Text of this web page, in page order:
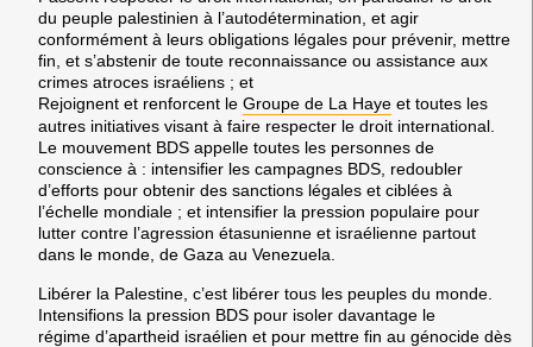
du peuple palestinien à l’autodétermination, et agir
conformément à leurs obligations légales pour prévenir, mettre
fin, et s’abstenir de toute reconnaissance ou assistance aux
crimes atroces israéliens ; et
Rejoignent et renforcent le Groupe de La Haye et toutes les
autres initiatives visant à faire respecter le droit international.
Le mouvement BDS appelle toutes les personnes de
conscience à : intensifier les campagnes BDS, redoubler
d’efforts pour obtenir des sanctions légales et ciblées à
l’échelle mondiale ; et intensifier la pression populaire pour
lutter contre l’agression étasunienne et israélienne partout
dans le monde, de Gaza au Venezuela.
Libérer la Palestine, c’est libérer tous les peuples du monde.
Intensifions la pression BDS pour isoler davantage le
régime d’apartheid israélien et pour mettre fin au génocide dès